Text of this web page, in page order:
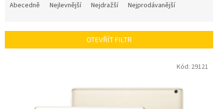
í
Abecedně Nejlevnější Nejdražší Nejprodávanější
OTEVŘÍT FILTR
Kód: 29121